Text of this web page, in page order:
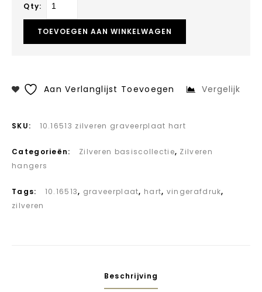
Qty:
TOEVOEGEN AAN WINKELWAGEN
Aan Verlanglijst Toevoegen Vergelijk
SKU: 10.16513 zilveren graveerplaat hart
Categorieën: Zilveren basiscollectie, Zilveren
hangers
Tags: 10.16513, graveerplaat, hart, vingerafdruk,
zilveren
Beschrijving